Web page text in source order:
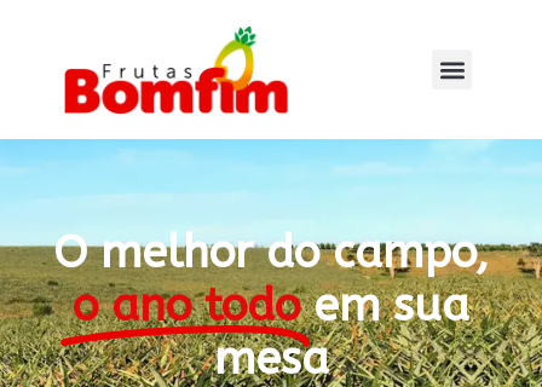
O melhor do campo,
o ano todo em sua
mesa